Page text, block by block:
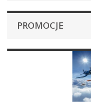
PROMOCJE